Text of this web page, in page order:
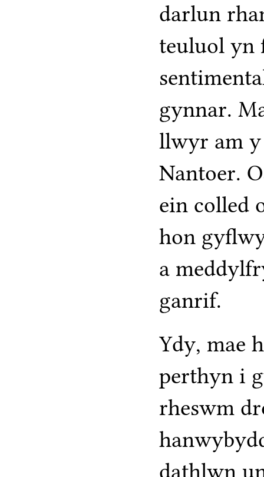
darlun
teuluol yn
gynnar.
llwyr am
Nantoer.
ein colled
hon
a
ganrif.
Ydy, mae
perthyn i
rheswm
dathlwn